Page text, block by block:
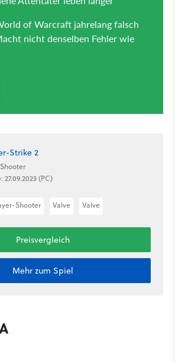
Strike 2
27.09.2023 (PC)
Shooter Valve Valve
Preisvergleich
Mehr zum Spiel